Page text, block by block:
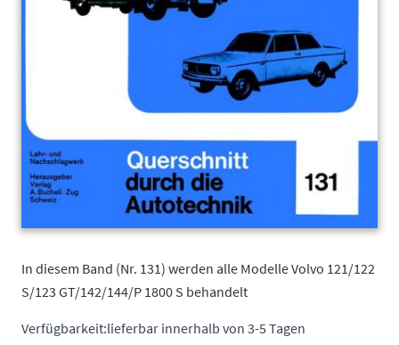
In diesem Band (Nr. 131) werden alle Modelle Volvo 121/122
S/123 GT/142/144/P 1800 S behandelt
Verfügbarkeit:lieferbar innerhalb von 3-5 Tagen